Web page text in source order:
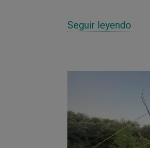
¿Lograrán
ha de acoger en
Seguir leyendo